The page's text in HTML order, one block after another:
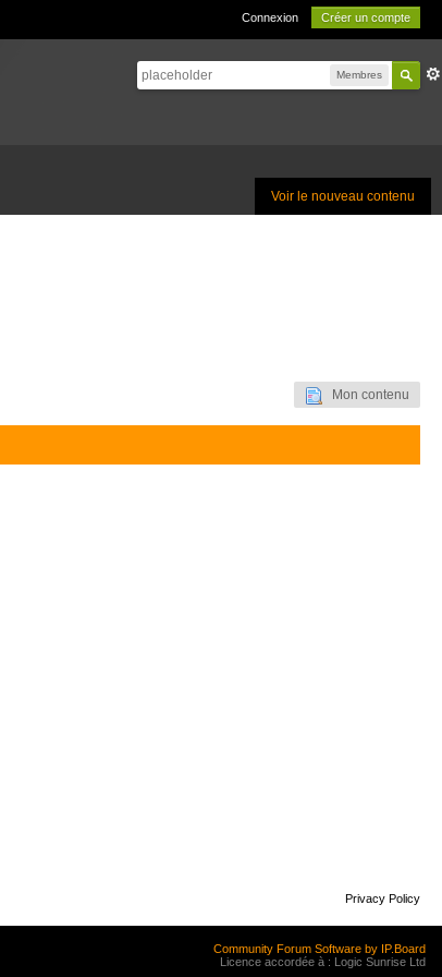
Connexion Créer un compte
Membres
Voir le nouveau contenu
Mon contenu
Privacy Policy
Community Forum Software by IP.Board
Licence accordée à : Logic Sunrise Ltd